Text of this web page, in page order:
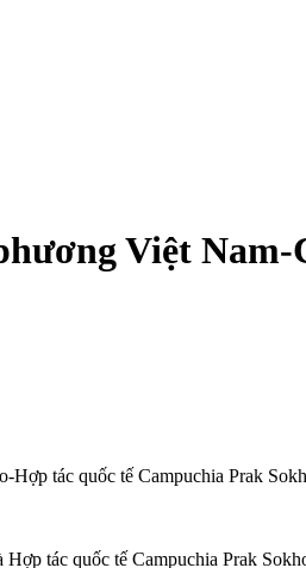
Việt
tác quốc tế Campuchia Prak
tác quốc tế Campuchia Prak